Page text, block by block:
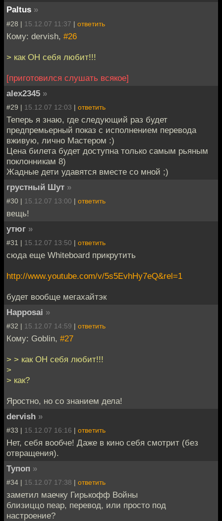
Paltus »
#28 | 15.12.07 11:37 | ответить
Кому: dervish, #26
> как ОН себя любит!!!
[приготовился слушать всякое]
alex2345 »
#29 | 15.12.07 12:03 | ответить
Теперь я знаю, где следующий раз будет
предпремьерный показ с исполнением перевода
вживую, лично Мастером :)
Цена билета будет доступна только самым рьяным
поклонникам 8)
Жадные дети удавятся вместе со мной ;)
грустный Шут »
#30 | 15.12.07 13:00 | ответить
вещь!
утюг »
#31 | 15.12.07 13:50 | ответить
сюда еще Whiteboard прикрутить
http://www.youtube.com/v/5s5EvhHy7eQ&rel=1
будет вообще мегахайтэк
Happosai »
#32 | 15.12.07 14:59 | ответить
Кому: Goblin, #27
> > как ОН себя любит!!!
>
> как?
Яростно, но со знанием дела!
dervish »
#33 | 15.12.07 16:16 | ответить
Нет, себя вообче! Даже в кино себя смотрит (без
отвращения).
Тупоп »
#34 | 15.12.07 17:38 | ответить
заметил маечку Гирькофф Войны
близиццо пеар, перевод, или просто под
настроение?